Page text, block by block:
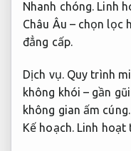
Nhanh chóng. Linh
Châu Âu – chọn lọc
đẳng cấp.
Dịch vụ. Quy trình
không khói – gần
không gian ấm cúng.
Kế hoạch. Linh hoạt